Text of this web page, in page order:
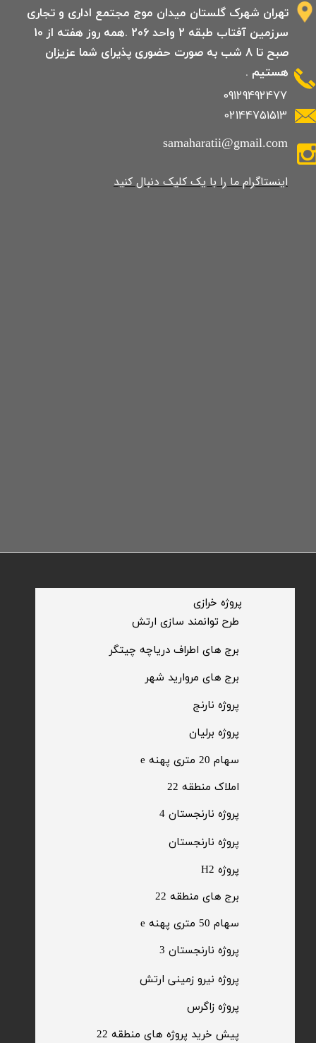
​طرح توانمند سازی ارتش
سهام 20 متری پهنه e​​​​​​​
​سهام 50 متری پهنه e
​املاک منطقه 22
برج های منطقه 22
پیش خرید پروژه های منطقه 22
​پروژه خرازی
پروژه برلیان
پروژه H2
​پروژه زاگرس
​پروژه نارنج
​پروژه نارنجستان
​پروژه نیرو زمینی ارتش
​برج های اطراف دریاچه چیتگر
​برج های مروارید شهر
پروژه نارنجستان 4
​پروژه نارنجستان 3
09129492477
02144751513
تهران شهرک گلستان میدان موج مجتمع اداری و تجاری
سرزمین آفتاب طبقه 2 واحد 206 .همه روز هفته از 10
صبح تا 8 شب به صورت حضوری پذیرای شما عزیزان
هستیم .
samaharatii@gmail.com
​​​​​​​​​اینستاگرام ما را با یک کلیک دنبال کنید